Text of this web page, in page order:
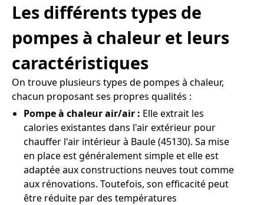
Les différents types de
pompes à chaleur et leurs
caractéristiques
On trouve plusieurs types de pompes à chaleur,
chacun proposant ses propres qualités :
Pompe à chaleur air/air : Elle extrait les
calories existantes dans l'air extérieur pour
chauffer l'air intérieur à Baule (45130). Sa mise
en place est généralement simple et elle est
adaptée aux constructions neuves tout comme
aux rénovations. Toutefois, son efficacité peut
être réduite par des températures